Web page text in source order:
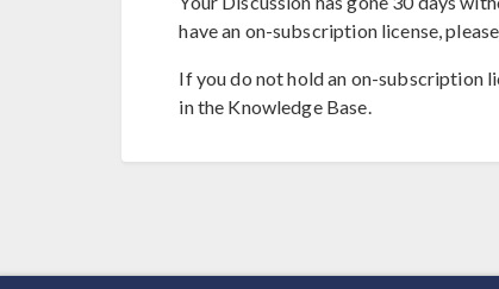
have an on-subscription license,
If you do not hold an on-subscription
in the Knowledge Base.